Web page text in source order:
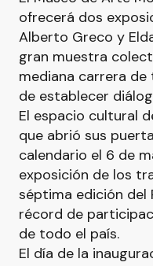
ofrecerá dos
Alberto Greco y
gran muestra
mediana carrera
de establecer
El espacio cultural
que abrió sus
calendario el 6 de
exposición de los
séptima edición del
récord de
de todo el país.
El día de la